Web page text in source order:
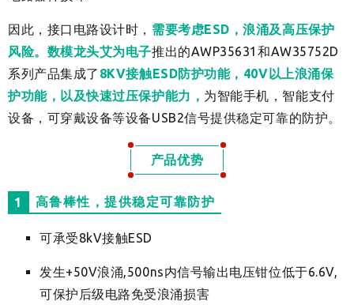
因此，接口电路设计时， 需要考虑ESD，浪涌及高压保护
风险。 数模龙头艾为电子推出的AWP35631和AW35752D
系列产品集成了 8KV接触ESD防护功能，40V以上浪涌保
护功能，以及快速过压保护能力， 为智能手机，智能支付
设备，可穿戴设备等设备USB2信号提供稳定可靠的防护。
产品优势
1 高鲁棒性，提供稳定可靠防护
可承受8kV接触ESD
发生+50V浪涌,500ns内信号输出电压钳位低于6.6V,
可保护后级电路免受浪涌损害